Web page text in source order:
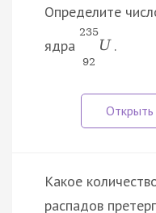
Определите
ядра
235
92
U .
Какое
распадов